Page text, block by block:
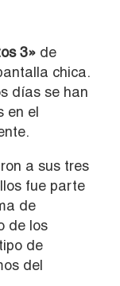
3» de
chica.
días se han
en el
a sus tres
fue parte
de
de los
de
del